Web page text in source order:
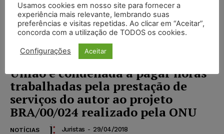
União é condenada a pagar horas
trabalhadas pela prestação de
serviços do autor ao projeto
BRA/00/024 realizado pela ONU
NOTÍCIAS Juristas - 29/04/2018
Usamos cookies em nosso site para fornecer a
experiência mais relevante, lembrando suas
preferências e visitas repetidas. Ao clicar em “Aceitar”,
concorda com a utilização de TODOS os cookies.
Configurações Aceitar